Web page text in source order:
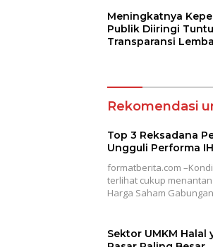
Meningkatnya
Publik Diiringi
Transparansi
Rekomendasi
Top 3 Reksadana
Ungguli Performa
formatberita.com
terlihat cukup
Harga Saham
Sektor UMKM Halal